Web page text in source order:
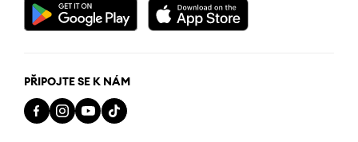
PŘIPOJTE SE K NÁM